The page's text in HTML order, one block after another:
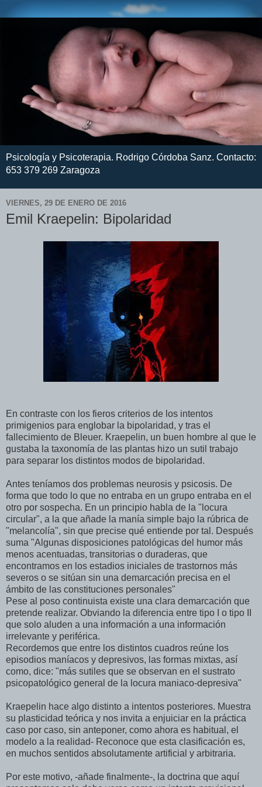
Psicología y Psicoterapia. Rodrigo Córdoba Sanz. Contacto:
653 379 269 Zaragoza
VIERNES, 29 DE ENERO DE 2016
Emil Kraepelin: Bipolaridad
En contraste con los fieros criterios de los intentos
primigenios para englobar la bipolaridad, y tras el
fallecimiento de Bleuer. Kraepelin, un buen hombre al que le
gustaba la taxonomía de las plantas hizo un sutil trabajo
para separar los distintos modos de bipolaridad.
Antes teníamos dos problemas neurosis y psicosis. De
forma que todo lo que no entraba en un grupo entraba en el
otro por sospecha. En un principio habla de la "locura
circular", a la que añade la manía simple bajo la rúbrica de
"melancolía", sin que precise qué entiende por tal. Después
suma "Algunas disposiciones patológicas del humor más
menos acentuadas, transitorias o duraderas, que
encontramos en los estadios iniciales de trastornos más
severos o se sitúan sin una demarcación precisa en el
ámbito de las constituciones personales"
Pese al poso continuista existe una clara demarcación que
pretende realizar. Obviando la diferencia entre tipo I o tipo II
que solo aluden a una información a una información
irrelevante y periférica.
Recordemos que entre los distintos cuadros reúne los
episodios maníacos y depresivos, las formas mixtas, así
como, dice: "más sutiles que se observan en el sustrato
psicopatológico general de la locura maniaco-depresiva"
Kraepelin hace algo distinto a intentos posteriores. Muestra
su plasticidad teórica y nos invita a enjuiciar en la práctica
caso por caso, sin anteponer, como ahora es habitual, el
modelo a la realidad- Reconoce que esta clasificación es,
en muchos sentidos absolutamente artificial y arbitraria.
Por este motivo, -añade finalmente-, la doctrina que aquí